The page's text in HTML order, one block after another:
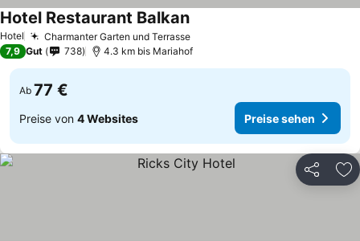
Hotel Charmanter Garten und Terrasse
Hotel Restaurant Balkan
7,9 Gut 738 4.3 km bis Mariahof
Ab 77 €
Preise von 4 Websites Preise sehen
Teilen